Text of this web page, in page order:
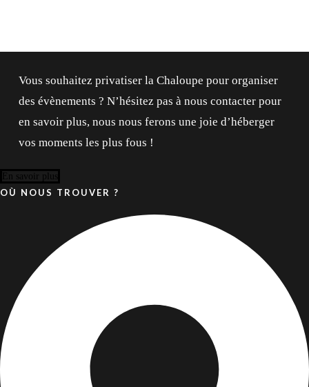
09 81 00 36 37
Localisation
Vous souhaitez privatiser la Chaloupe pour organiser
des évènements ? N’hésitez pas à nous contacter pour
en savoir plus, nous nous ferons une joie d’héberger
vos moments les plus fous !
En savoir plus
OÙ NOUS TROUVER ?